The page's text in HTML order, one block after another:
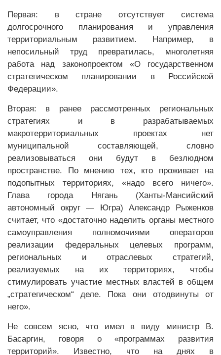
Первая: в стране отсутствует система
долгосрочного планирования и управления
территориальным развитием. Например, в
непосильный труд превратилась, многолетняя
работа над законопроектом «О государственном
стратегическом планировании в Российской
Федерации».
Вторая: в ранее рассмотренных региональных
стратегиях и в разрабатываемых
макротерриториальных проектах нет
муниципальной составляющей, словно
реализовываться они будут в безлюдном
пространстве. По мнению тех, кто проживает на
подопытных территориях, «надо всего ничего».
Глава города Нягань (Ханты-Мансийский
автономный округ — Югра) Александр Рыженков
считает, что «достаточно наделить органы местного
самоуправления полномочиями операторов
реализации федеральных целевых программ,
региональных и отраслевых стратегий,
реализуемых на их территориях, чтобы
стимулировать участие местных властей в общем
„стратегическом“ деле. Пока они отодвинуты от
него».
Не совсем ясно, что имел в виду министр В.
Басаргин, говоря о «программах развития
территорий». Известно, что на днях в